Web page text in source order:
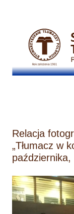
Relacja
„Tłumacz w
października,